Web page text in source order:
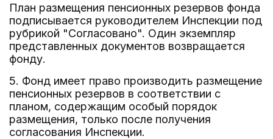
План размещения пенсионных резервов фонда
подписывается руководителем Инспекции под
рубрикой "Согласовано". Один экземпляр
представленных документов возвращается
фонду.
5. Фонд имеет право производить размещение
пенсионных резервов в соответствии с
планом, содержащим особый порядок
размещения, только после получения
согласования Инспекции.